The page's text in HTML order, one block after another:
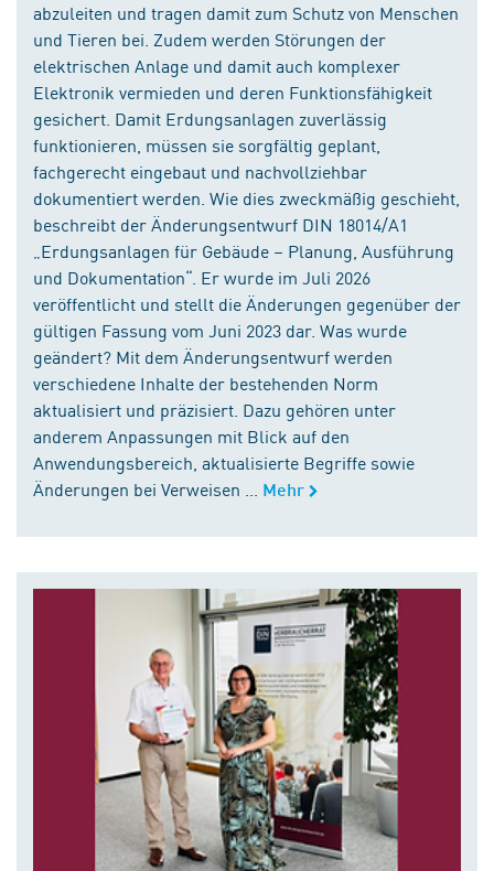
abzuleiten und tragen damit zum Schutz von Menschen
und Tieren bei. Zudem werden Störungen der
elektrischen Anlage und damit auch komplexer
Elektronik vermieden und deren Funktionsfähigkeit
gesichert. Damit Erdungsanlagen zuverlässig
funktionieren, müssen sie sorgfältig geplant,
fachgerecht eingebaut und nachvollziehbar
dokumentiert werden. Wie dies zweckmäßig geschieht,
beschreibt der Änderungsentwurf DIN 18014/A1
„Erdungsanlagen für Gebäude – Planung, Ausführung
und Dokumentation“. Er wurde im Juli 2026
veröffentlicht und stellt die Änderungen gegenüber der
gültigen Fassung vom Juni 2023 dar. Was wurde
geändert? Mit dem Änderungsentwurf werden
verschiedene Inhalte der bestehenden Norm
aktualisiert und präzisiert. Dazu gehören unter
anderem Anpassungen mit Blick auf den
Anwendungsbereich, aktualisierte Begriffe sowie
Änderungen bei Verweisen ...
Mehr